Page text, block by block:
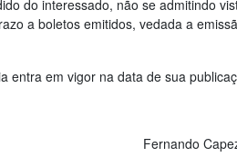
do interessado, não se admitindo
a boletos emitidos, vedada a
entra em vigor na data de sua
Fernando